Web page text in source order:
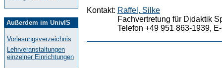
Außerdem im UnivIS
Vorlesungsverzeichnis
Lehrveranstaltungen
einzelner Einrichtungen
Kontakt: Raffel, Silke
Fachvertretung für Didaktik
Telefon +49 951 863-1939,